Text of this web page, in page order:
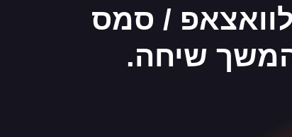
/ סמס
שיחה.